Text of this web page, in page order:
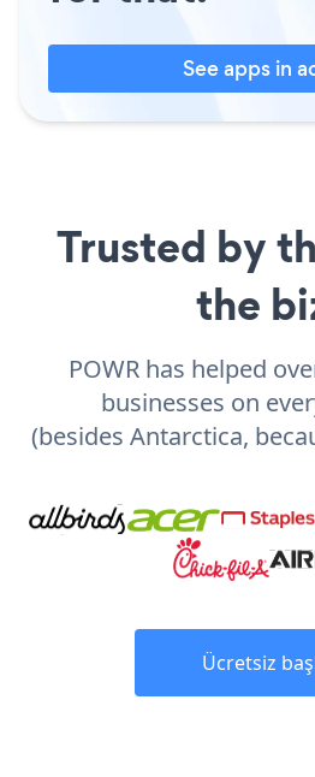
See apps in
Trusted by
the
POWR has helped
businesses on
(besides Antarctica,
Ücretsiz